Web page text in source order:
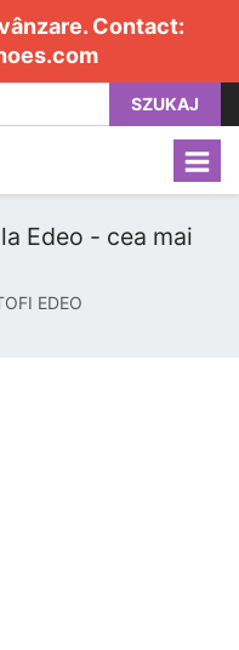
Contact:
SZUKAJ
Edeo - cea mai
EDEO